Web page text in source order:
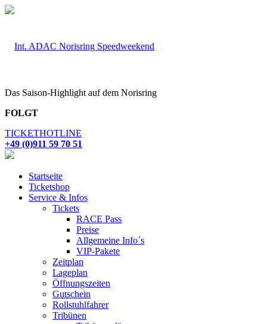
Das Saison-Highlight auf dem Norisring
FOLGT
TICKETHOTLINE
+49 (0)911 59 70 51
Startseite
Ticketshop
Service & Infos
Tickets
RACE Pass
Preise
Allgemeine Info´s
VIP-Pakete
Zeitplan
Lageplan
Öffnungszeiten
Gutschein
Rollstuhlfahrer
Tribünen